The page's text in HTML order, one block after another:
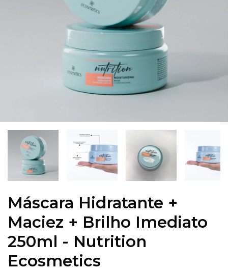
Máscara Hidratante +
Maciez + Brilho Imediato
250ml - Nutrition
Ecosmetics